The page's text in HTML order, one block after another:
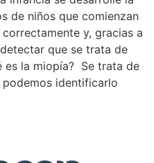
de niños que comienzan
y, gracias a
que se trata de
es la miopía? Se trata de
identificarlo